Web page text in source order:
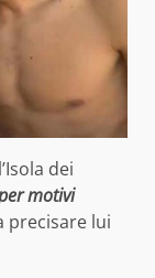
dei
motivi
precisare lui